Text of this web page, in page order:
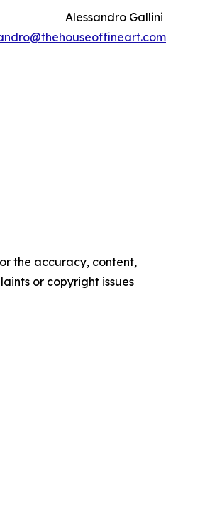
Alessandro Gallini
the accuracy, content,
or copyright issues